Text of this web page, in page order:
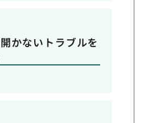
かないトラブルを